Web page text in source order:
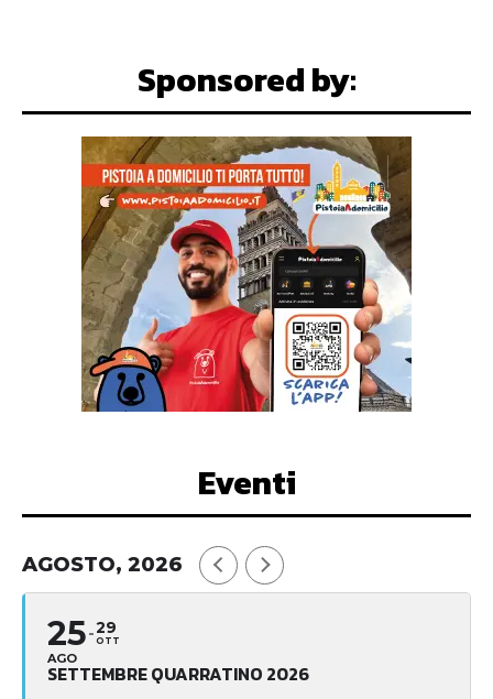
Sponsored by:
Eventi
AGOSTO, 2026
25
AGO
29
OTT
SETTEMBRE QUARRATINO 2026